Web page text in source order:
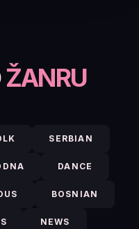
ŽANRU
SERBIAN
DANCE
BOSNIAN
NEWS